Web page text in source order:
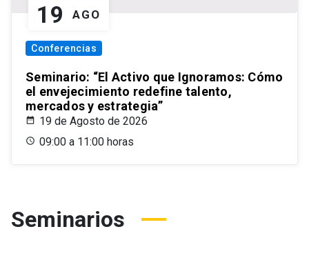
19 AGO
Conferencias
Seminario: “El Activo que Ignoramos: Cómo
el envejecimiento redefine talento,
mercados y estrategia”
19 de Agosto de 2026
09:00 a 11:00 horas
Seminarios